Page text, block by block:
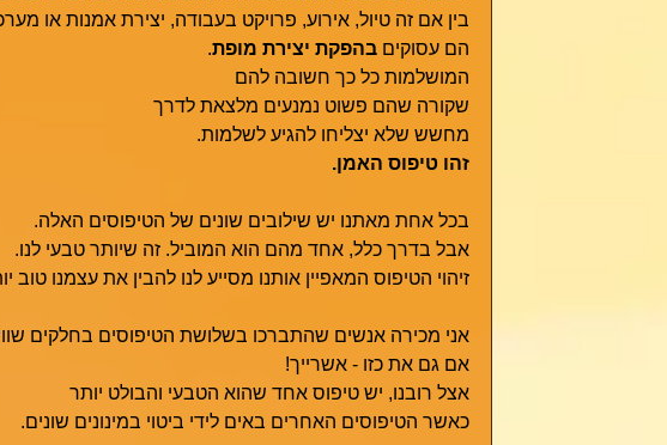
בין אם זה טיול, אירוע, פרויקט בעבודה, יצירת אמנות או
הם עסוקים בהפקת יצירת מופת.
המושלמות כל כך חשובה להם
שקורה שהם פשוט נמנעים מלצאת לדרך
מחשש שלא יצליחו להגיע לשלמות.
זהו טיפוס האמן.
בכל אחת מאתנו יש שילובים שונים של הטיפוסים האלה.
אבל בדרך כלל, אחד מהם הוא המוביל. זה שיותר טבעי לנו.
זיהוי הטיפוס המאפיין אותנו מסייע לנו להבין את עצמנו טוב
אני מכירה אנשים שהתברכו בשלושת הטיפוסים בחלקים
אם גם את כזו - אשרייך!
אצל רובנו, יש טיפוס אחד שהוא הטבעי והבולט יותר
כאשר הטיפוסים האחרים באים לידי ביטוי במינונים שונים.